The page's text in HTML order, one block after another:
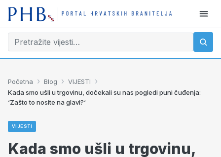
Početna › Blog › VIJESTI ›
Kada smo ušli u trgovinu, dočekali su nas pogledi puni čuđenja:
‘Zašto to nosite na glavi?‘
VIJESTI
Kada smo ušli u trgovinu,